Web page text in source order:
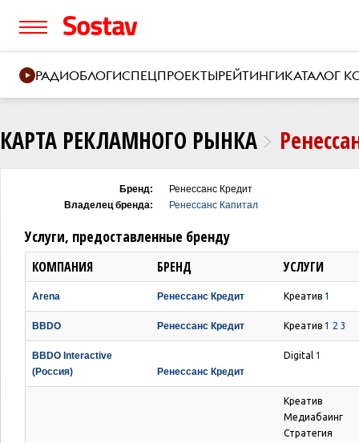
РАДИОБЛОГИСПЕЦПРОЕКТЫРЕЙТИНГИКАТАЛОГ
КАРТА РЕКЛАМНОГО РЫНКА
Бренд:
Ренессанс Кредит
Владелец бренда:
Ренессанс Капитал
Услуги, предоставленные бренду
КОМПАНИЯ БРЕНД УСЛУГИ
Arena Ренессанс Кредит Креатив 1
BBDO Ренессанс Кредит Креатив 1 2 3
BBDO Interactive
(Россия)
Ренессанс Кредит
Digital 1
Креатив
Медиабаинг
Стратегия